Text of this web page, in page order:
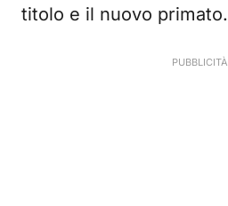
titolo e il nuovo primato.